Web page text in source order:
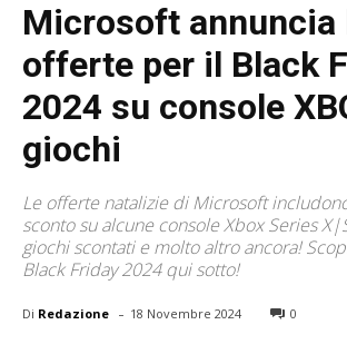
Microsoft annuncia
offerte per il Black
2024 su console
giochi
Le offerte natalizie di Microsoft
sconto su alcune console Xbox Series
giochi scontati e molto altro ancora!
Black Friday 2024 qui sotto!
Di Redazione - 18 Novembre 2024 0